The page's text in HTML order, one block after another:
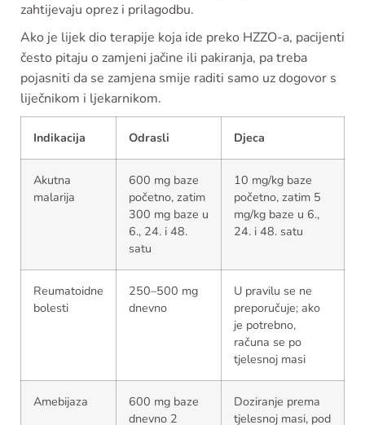
zahtijevaju oprez i prilagodbu.
Ako je lijek dio terapije koja ide preko HZZO-a, pacijenti
često pitaju o zamjeni jačine ili pakiranja, pa treba
pojasniti da se zamjena smije raditi samo uz dogovor s
liječnikom i ljekarnikom.
Indikacija Odrasli Djeca
Akutna
malarija
600 mg baze
početno, zatim
300 mg baze u
6., 24. i 48.
satu
10 mg/kg baze
početno, zatim 5
mg/kg baze u 6.,
24. i 48. satu
Reumatoidne
bolesti
250–500 mg
dnevno
U pravilu se ne
preporučuje; ako
je potrebno,
računa se po
tjelesnoj masi
Amebijaza
600 mg baze
dnevno 2
Doziranje prema
tjelesnoj masi, pod